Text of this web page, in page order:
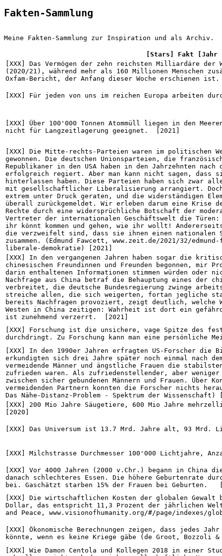
Fakten-Sammlung
Meine Fakten-Sammlung zur Inspiration und als Archiv.
[Stars] Fakt [Jahr
[XXX] Das Vermögen der zehn reichsten Milliardäre
(2020/21), während mehr als 160 Millionen Menschen
Oxfam-Bericht, der Anfang dieser Woche erschienen
[XXX] Für jeden von uns im reichen Europa arbeiten
[XXX] Über 100'000 Tonnen Atommüll liegen in den
nicht für Langzeitlagerung geeignet.  [2021]
[XXX] Die Mitte-rechts-Parteien waren im politischen
gewonnen. Die deutschen Unionsparteien, die
Republikaner in den USA haben in den Jahrzehnten
erfolgreich regiert. Aber man kann nicht sagen, dass
hinterlassen haben. Diese Parteien haben sich zwar
mit gesellschaftlicher Liberalisierung arrangiert.
extrem unter Druck geraten, und die widerständigen
überall zurückgemeldet. Wir erleben darum eine Krise
Rechte durch eine widersprüchliche Botschaft der
Vertreter der internationalen Geschäftswelt die Türen:
ihr könnt kommen und gehen, wie ihr wollt!
die verzweifelt sind, dass sie ihnen einen nationalen
zusammen. (Edmund Fawcett, www.zeit.de/2021/32/
liberale-demokratie) [2021]
[XXX] In den vergangenen Jahren haben sogar die
chinesischen Freundinnen und Freunden begonnen, mir
darin enthaltenen Informationen stimmen würden oder
Nachfrage aus China betraf die Behauptung eines der
verbreitet, die deutsche Bundesregierung zwinge
streiche allen, die sich weigerten, fortan jegliche
bereits Nachfragen provoziert, zeigt deutlich, welche
Westen in China zeitigen: Wahrheit ist dort ein
ist zunehmend verzerrt.  [2021]
[XXX] Forschung ist die unsichere, vage Spitze des
durchdringt. Zu Forschung kann man eine persönliche
[XXX] In den 1990er Jahren erfragten US-Forscher die
erkundigten sich drei Jahre später noch einmal nach
vermeidende Männer und ängstliche Frauen die
zufrieden waren. Als zufriedenstellender, aber
zwischen sicher gebundenen Männern und Frauen.
vermeidenden Partnern konnten die Forscher nichts
Das Nähe-Distanz-Problem - Spektrum der Wissenschaft)
[XXX] 200 Mio Jahre Säugetiere, 600 Mio Jahre
[2020]
[XXX] Das Universum ist 13.7 Mrd. Jahre alt, 93 Mrd.
[XXX] Milchstrasse Durchmesser 100'000 Lichtjahre,
[XXX] Vor 4000 Jahren (2000 v.Chr.) begann in China
danach schlechteres Essen. Die höhere Geburtenrate
bei. Gaschätzt starben 15% der Frauen bei Geburten.
[XXX] Die wirtschaftlichen Kosten der globalen
Dollar, das entspricht 11,3 Prozent der jährlichen
and Peace, www.visionofhumanity.org/#/page/indexes/
[XXX] Ökonomische Berechnungen zeigen, dass jedes
könnte, wenn es keine Kriege gäbe (de Groot, Bozzoli
[XXX] Wie Damon Centola und Kollegen 2018 in einer